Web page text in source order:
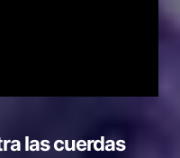
las cuerdas